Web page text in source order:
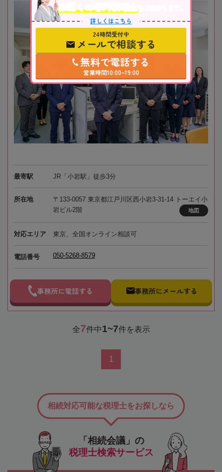
最寄駅 JR「小岩駅」徒歩3分
所在地
〒133-0057 東京都江戸川区西小岩3-31-14 トーエイ小
岩ビル2階
地図
対応エリア 東京、全国オンライン相談可
電話番号 050-5268-8579
事務所に電話する 事務所にメールする
全7件中1~7件を表示
1
「相続会議」の
税理士検索サービス
相続対応可能な税理士をお探しなら
お近くの専門税理士
をご紹介します。
詳しくはこちら
24時間受付中
メールで相談する
無料で電話する
営業時間10:00~19:00